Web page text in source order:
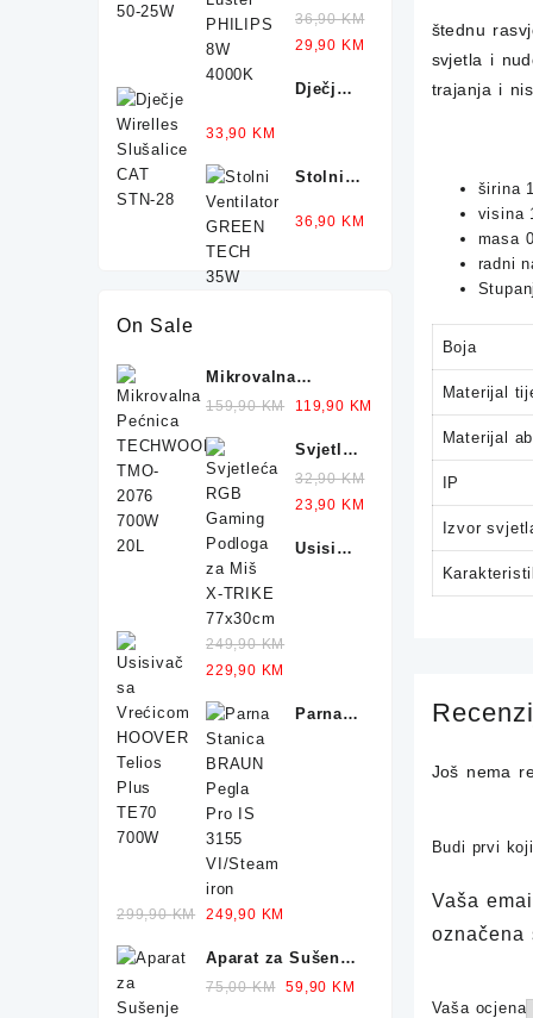
štednu
svjetla i
trajanja i
širina
visina
masa
radni
Boja
Materijal
Materijal
IP
Izvor
Još nema
Budi prvi
Vaša
označena
Vaša ocjena
PHILIPS
8W
Ocjenjeno
5.00od 5
36,90KM
Original
was:
29,90 KM
Dječje
STN-28
Ocjenjeno
5.00od 5
33,90 KM
Stolni
GREEN
Ocjenjeno
5.00od 5
36,90 KM
On Sale
Mikrovalna
Pećnica
2076 700W 20L
159,90KM
Original
was:
159,90 KM.
119,90 KM
119,90 KM.
Svjetleća
RGB
Gaming
za Miš
32,90KM
Original
was:
23,90 KM
Usisivač
700W
249,90KM
Original
was:
249,90 KM.
229,90 KM
is:
Parna
299,90KM
Original
was:
299,90 KM.
249,90 KM
is:
249,90 KM.
Aparat za Sušenje
Hrane
75,00KM
Original
59,90 KM